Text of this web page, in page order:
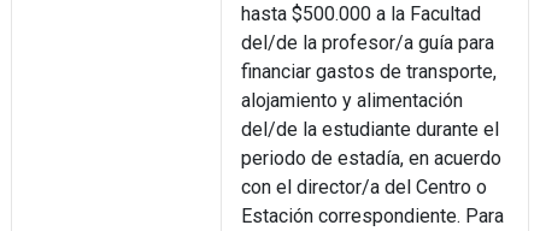
hasta $500.000 a la Facultad
del/de la profesor/a guía para
financiar gastos de transporte,
alojamiento y alimentación
del/de la estudiante durante el
periodo de estadía, en acuerdo
con el director/a del Centro o
Estación correspondiente. Para